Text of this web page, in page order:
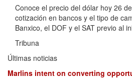
Conoce el precio del dólar hoy 26
cotización en bancos y el tipo de
Banxico, el DOF y el SAT previo al
Tribuna
Últimas noticias
Marlins intent on converting